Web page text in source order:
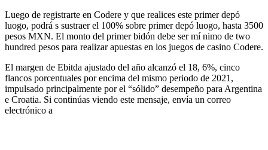
Luego de registrarte en Codere y que realices este primer depó
luogo, podrá s sustraer el 100% sobre primer depó luogo, hasta 3500
pesos MXN. El monto del primer bidón debe ser mí nimo de two
hundred pesos para realizar apuestas en los juegos de casino Codere.
El margen de Ebitda ajustado del año alcanzó el 18, 6%, cinco
flancos porcentuales por encima del mismo periodo de 2021,
impulsado principalmente por el “sólido” desempeño para Argentina
e Croatia. Si continúas viendo este mensaje, envía un correo
electrónico a